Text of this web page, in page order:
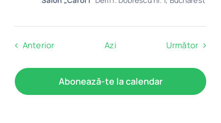
AnteriorEvenimente Azi Următor
Abonează-te la calendar